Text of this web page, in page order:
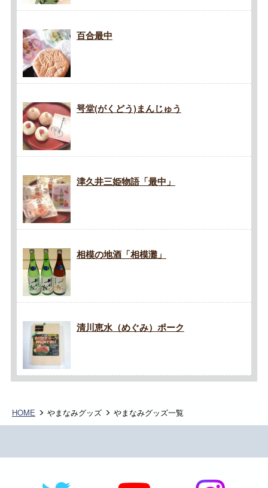
百合最中
咢堂(がくどう)まんじゅう
津久井三姫物語「最中」
相模の地酒「相模灘」
清川恵水（めぐみ）ポーク
HOME やまなみグッズ やまなみグッズ一覧